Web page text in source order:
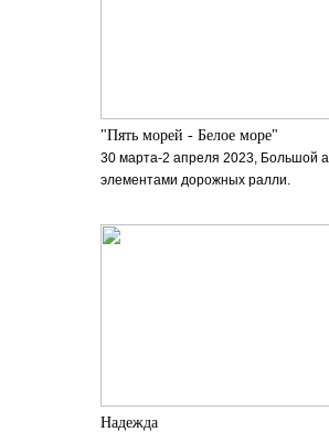
"Пять морей - Белое море"
30 марта-2 апреля 2023, Большой
элементами дорожных ралли.
Надежда